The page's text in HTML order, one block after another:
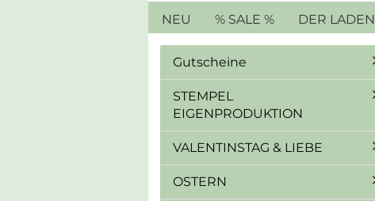
NEU % SALE % DER LADEN
Gutscheine
STEMPEL
EIGENPRODUKTION
VALENTINSTAG & LIEBE
OSTERN